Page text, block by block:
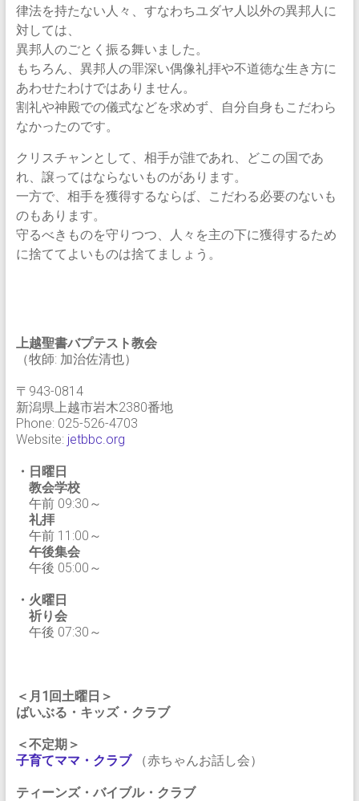
律法を持たない人々、すなわちユダヤ人以外の異邦人に
対しては、
異邦人のごとく振る舞いました。
もちろん、異邦人の罪深い偶像礼拝や不道徳な生き方に
あわせたわけではありません。
割礼や神殿での儀式などを求めず、自分自身もこだわら
なかったのです。
クリスチャンとして、相手が誰であれ、どこの国であ
れ、譲ってはならないものがあります。
一方で、相手を獲得するならば、こだわる必要のないも
のもあります。
守るべきものを守りつつ、人々を主の下に獲得するため
に捨ててよいものは捨てましょう。
上越聖書バプテスト教会
（牧師: 加治佐清也）
〒943-0814
新潟県上越市岩木2380番地
Phone: 025-526-4703
Website: jetbbc.org
・日曜日
教会学校
午前 09:30～
礼拝
午前 11:00～
午後集会
午後 05:00～
・火曜日
祈り会
午後 07:30～
＜月1回土曜日＞
ばいぶる・キッズ・クラブ
＜不定期＞
子育てママ・クラブ（赤ちゃんお話し会）
ティーンズ・バイブル・クラブ